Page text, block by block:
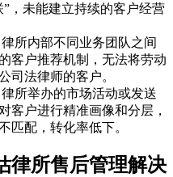
，未能建立持续的客户经营
律所内部不同业务团队之间
客户推荐机制，无法将劳动
司法律师的客户。
律所举办的市场活动或发送
客户进行精准画像和分层，
匹配，转化率低下。
律所售后管理解决